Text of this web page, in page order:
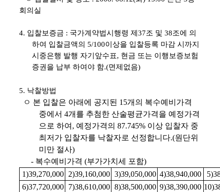
회의실
4. 입찰보증금 : 국가계약법시행령 제37조 및 38조에 의
하여 입찰금액의 5/100이상을 입찰등록 마감 시까지
시중은행 발행 자기앞수표, 현금 또는 이행보증보험
증권을 납부 하여야 함.(면제없음)
5. 낙찰방법
ㅇ 본 입찰은 아래에 공지된 15개의 복수예비가격
중에서 4개를 추첨한 산술평균가격을 예정가격
으로 하여, 예정가격의 87.745% 이상 입찰자 중
최저가 입찰자를 낙찰자로 선정합니다.(원단위
미만 절사)
- 복수예비가격 (부가가치세 포함)
1)39,270,000 2)39,160,000 3)39,050,000 4)38,940,000
6)37,720,000 7)38,610,000 8)38,500,000 9)38,390,000